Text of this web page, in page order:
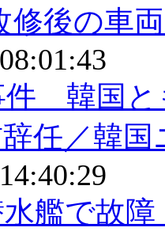
後の車
件 韓国と
任／韓国
水艦で故